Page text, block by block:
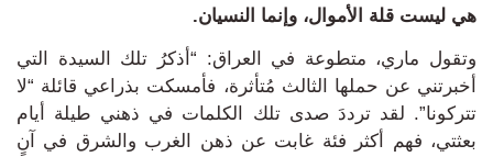
هي ليست قلة الأموال، وإنما النسيان.
وتقول ماري، متطوعة في العراق: “أذكرُ تلك السيدة التي
أخبرتني عن حملها الثالث مُتأثرة، فأمسكت بذراعي قائلة “لا
تتركونا”. لقد ترددَ صدى تلك الكلمات في ذهني طيلة أيام
بعثتي، فهم أكثر فئة غابت عن ذهن الغرب والشرق في آنٍ